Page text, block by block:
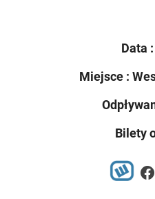
Data
Miejsce :
Bilety